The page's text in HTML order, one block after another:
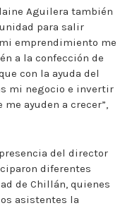
Aguilera también
para salir
emprendimiento me
a la confección de
con la ayuda del
mi negocio e invertir
ayuden a crecer”,
del director
diferentes
de Chillán, quienes
asistentes la